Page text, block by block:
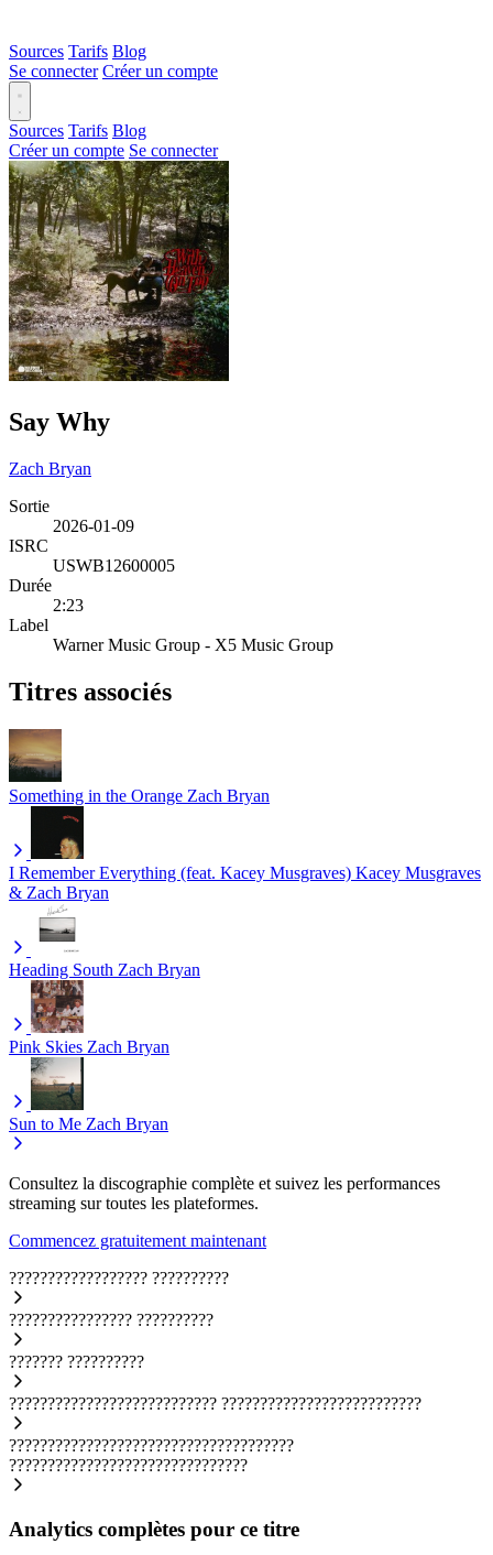
Sources Tarifs Blog
Se connecter Créer un compte
Sources Tarifs Blog
Créer un compte Se connecter
Say Why
Zach Bryan
Sortie
2026-01-09
ISRC
USWB12600005
Durée
2:23
Label
Warner Music Group - X5 Music Group
Titres associés
Something in the Orange Zach Bryan
I Remember Everything (feat. Kacey Musgraves) Kacey Musgraves
& Zach Bryan
Heading South Zach Bryan
Pink Skies Zach Bryan
Sun to Me Zach Bryan
Consultez la discographie complète et suivez les performances
streaming sur toutes les plateformes.
Commencez gratuitement maintenant
?????????????????? ??????????
???????????????? ??????????
??????? ??????????
??????????????????????????? ??????????????????????????
?????????????????????????????????????
???????????????????????????????
Analytics complètes pour ce titre